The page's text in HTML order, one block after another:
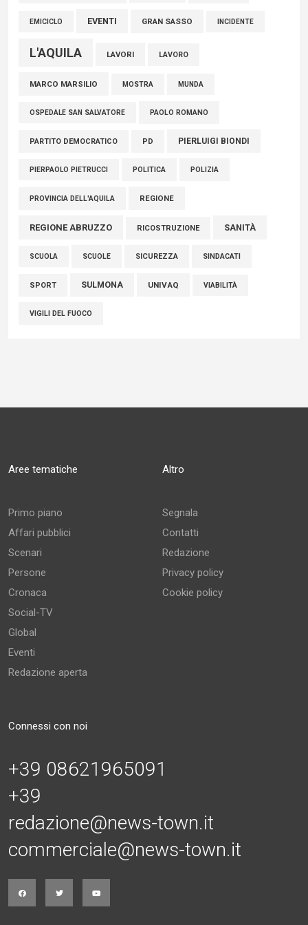
EMICICLO EVENTI GRAN SASSO INCIDENTE
L'AQUILA LAVORI LAVORO
MARCO MARSILIO MOSTRA MUNDA
OSPEDALE SAN SALVATORE PAOLO ROMANO
PARTITO DEMOCRATICO PD PIERLUIGI BIONDI
PIERPAOLO PIETRUCCI POLITICA POLIZIA
PROVINCIA DELL'AQUILA REGIONE
REGIONE ABRUZZO RICOSTRUZIONE SANITÀ
SCUOLA SCUOLE SICUREZZA SINDACATI
SPORT SULMONA UNIVAQ VIABILITÀ
VIGILI DEL FUOCO
Aree tematiche
Primo piano
Affari pubblici
Scenari
Persone
Cronaca
Social-TV
Global
Eventi
Redazione aperta
Altro
Segnala
Contatti
Redazione
Privacy policy
Cookie policy
Connessi con noi
+39 08621965091
+39
redazione@news-town.it
commerciale@news-town.it